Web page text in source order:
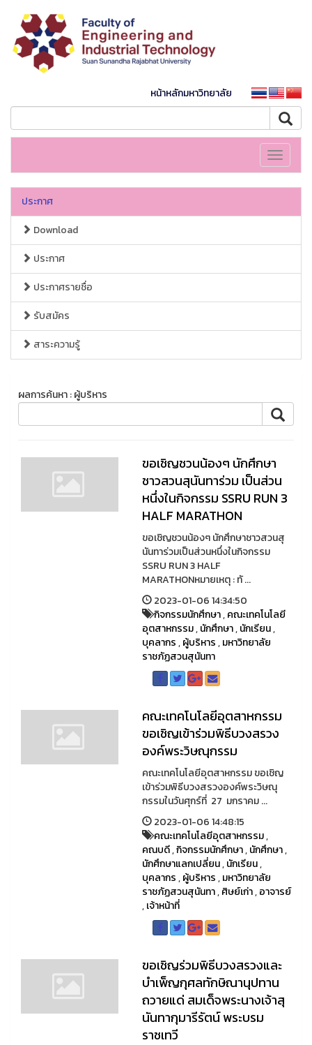
หน้าหลักมหาวิทยาลัย
Toggle
ประกาศ
Download
ประกาศ
ประกาศรายชื่อ
รับสมัคร
สาระความรู้
ผลการค้นหา : ผู้บริหาร
ขอเชิญชวนน้องๆ นักศึกษา
ชาวสวนสุนันทาร่วม เป็นส่วน
หนึ่งในกิจกรรม SSRU RUN 3
HALF MARATHON
ขอเชิญชวนน้องๆ นักศึกษาชาวสวนสุ
นันทาร่วมเป็นส่วนหนึ่งในกิจกรรม
SSRU RUN 3 HALF
MARATHONหมายเหตุ : ทั ...
2023-01-06 14:34:50
กิจกรรมนักศึกษา,คณะเทคโนโลยี
อุตสาหกรรม,นักศึกษา,นักเรียน,
บุคลากร,ผู้บริหาร,มหาวิทยาลัย
ราชภัฏสวนสุนันทา
คณะเทคโนโลยีอุตสาหกรรม
ขอเชิญเข้าร่วมพิธีบวงสรวง
องค์พระวิษณุกรรม
คณะเทคโนโลยีอุตสาหกรรม ขอเชิญ
เข้าร่วมพิธีบวงสรวงองค์พระวิษณุ
กรรมในวันศุกร์ที่ 27 มกราคม ...
2023-01-06 14:48:15
คณะเทคโนโลยีอุตสาหกรรม,
คณบดี,กิจกรรมนักศึกษา,นักศึกษา,
นักศึกษาแลกเปลี่ยน,นักเรียน,
บุคลากร,ผู้บริหาร,มหาวิทยาลัย
ราชภัฏสวนสุนันทา,ศิษย์เก่า,อาจารย์
,เจ้าหน้าที่
ขอเชิญร่วมพิธีบวงสรวงและ
บำเพ็ญกุศลทักษิณานุปทาน
ถวายแด่ สมเด็จพระนางเจ้าสุ
นันทากุมารีรัตน์ พระบรม
ราชเทวี